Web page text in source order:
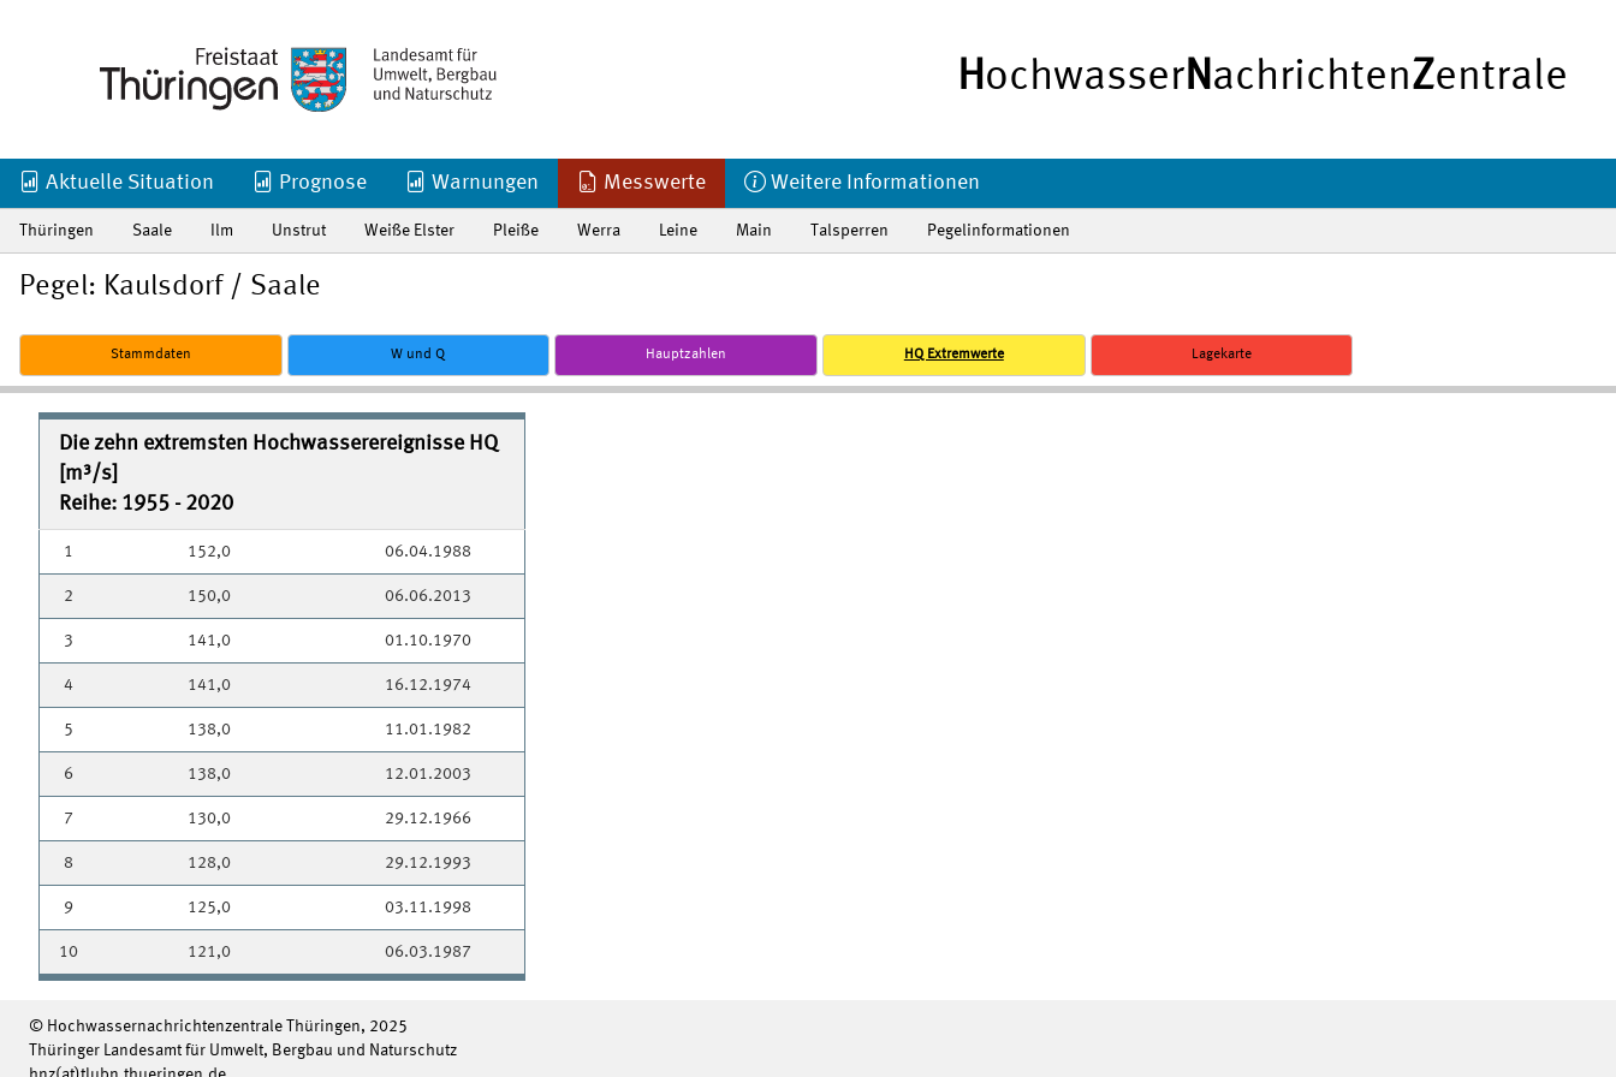
HochwasserNachrichtenZentrale
Aktuelle Situation Prognose Warnungen Messwerte Weitere Informationen
Thüringen Saale Ilm Unstrut Weiße Elster Pleiße Werra Leine Main Talsperren Pegelinformationen
Pegel: Kaulsdorf / Saale
Stammdaten W und Q Hauptzahlen HQ Extremwerte Lagekarte
Die zehn extremsten Hochwasserereignisse HQ
[m³/s]
Reihe: 1955 - 2020
1 152,0 06.04.1988
2 150,0 06.06.2013
3 141,0 01.10.1970
4 141,0 16.12.1974
5 138,0 11.01.1982
6 138,0 12.01.2003
7 130,0 29.12.1966
8 128,0 29.12.1993
9 125,0 03.11.1998
10 121,0 06.03.1987
© Hochwassernachrichtenzentrale Thüringen, 2025
Thüringer Landesamt für Umwelt, Bergbau und Naturschutz